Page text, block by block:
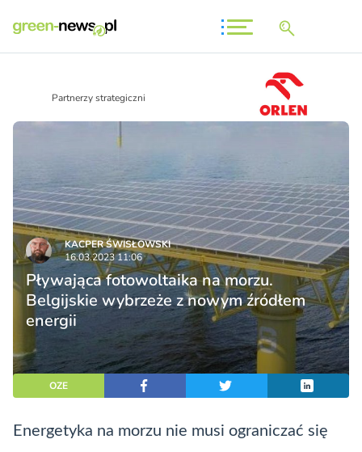
Partnerzy strategiczni
KACPER ŚWISŁO­WSKI
16.03.2023 11:06
Pływająca fotowoltaika na morzu.
Belgijskie wybrzeże z nowym źródłem
energii
OZE
Energetyka na morzu nie musi ograniczać się